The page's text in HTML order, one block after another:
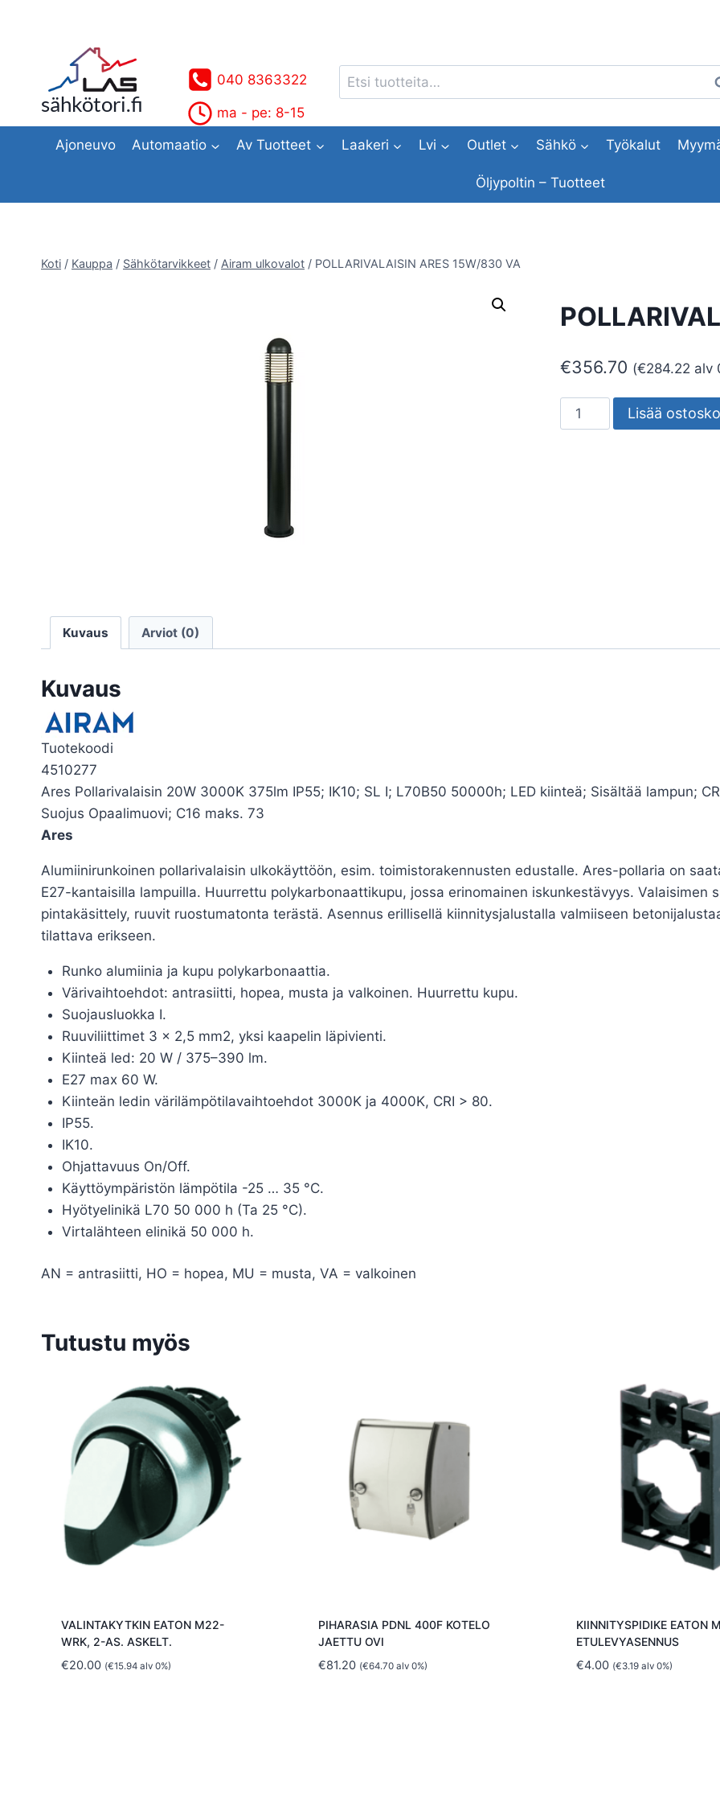
sähkötori.fi
040 8363322
ma - pe: 8-15
Etsi:
Ajoneuvo Automaatio Av Tuotteet Laakeri Lvi Outlet Sähkö Työkalut
Öljypoltin – Tuotteet
Koti / Kauppa / Sähkötarvikkeet / Airam ulkovalot / POLLARIVALAISIN ARES 15W/830 VA
€356.70 (€284.22 alv
POLLARIVALAISIN
ARES
Lisää
Kuvaus Arviot (0)
Kuvaus
Tuotekoodi
4510277
Ares Pollarivalaisin 20W 3000K 375lm IP55; IK10; SL I; L70B50 50000h; LED kiinteä; Sisältää lampun;
Suojus Opaalimuovi; C16 maks. 73
Ares
Alumiinirunkoinen pollarivalaisin ulkokäyttöön, esim. toimistorakennusten edustalle. Ares-pollaria on
E27-kantaisilla lampuilla. Huurrettu polykarbonaattikupu, jossa erinomainen iskunkestävyys. Valaisimen
pintakäsittely, ruuvit ruostumatonta terästä. Asennus erillisellä kiinnitysjalustalla valmiiseen
tilattava erikseen.
Runko alumiinia ja kupu polykarbonaattia.
Värivaihtoehdot: antrasiitti, hopea, musta ja valkoinen. Huurrettu kupu.
Suojausluokka I.
Ruuviliittimet 3 x 2,5 mm2, yksi kaapelin läpivienti.
Kiinteä led: 20 W / 375–390 lm.
E27 max 60 W.
Kiinteän ledin värilämpötilavaihtoehdot 3000K ja 4000K, CRI > 80.
IP55.
IK10.
Ohjattavuus On/Off.
Käyttöympäristön lämpötila -25 … 35 °C.
Hyötyelinikä L70 50 000 h (Ta 25 °C).
Virtalähteen elinikä 50 000 h.
AN = antrasiitti, HO = hopea, MU = musta, VA = valkoinen
Tutustu myös
VALINTAKYTKIN EATON M22-
WRK, 2-AS. ASKELT.
€20.00 (€15.94alv 0%)
PIHARASIA PDNL 400F KOTELO
JAETTU OVI
€81.20 (€64.70 alv 0%)
KIINNITYSPIDIKE EATON
ETULEVYASENNUS
€4.00 (€3.19alv 0%)